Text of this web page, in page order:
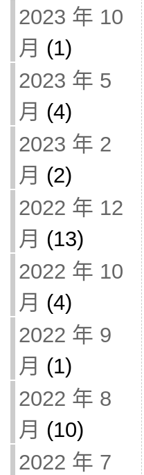
2023 年 10
月 (1)
2023 年 5
月 (4)
2023 年 2
月 (2)
2022 年 12
月 (13)
2022 年 10
月 (4)
2022 年 9
月 (1)
2022 年 8
月 (10)
2022 年 7